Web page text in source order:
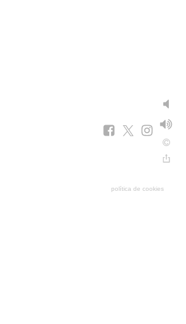
política de cookies